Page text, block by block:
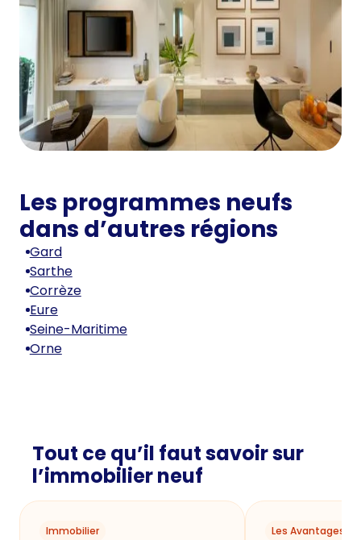
Les programmes neufs
dans d’autres régions
Gard
Sarthe
Corrèze
Eure
Seine-Maritime
Orne
Tout ce qu’il faut savoir sur
l’immobilier neuf
Immobilier Les Avantages